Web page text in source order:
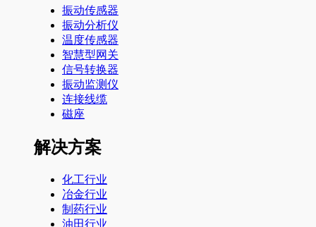
振动传感器
振动分析仪
温度传感器
智慧型网关
信号转换器
振动监测仪
连接线缆
磁座
解决方案
化工行业
冶金行业
制药行业
油田行业